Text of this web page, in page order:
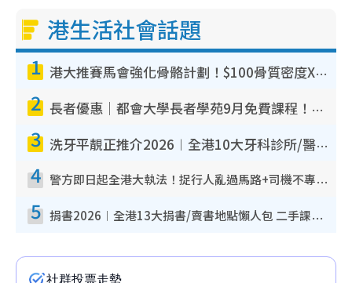
港生活社會話題
1 港大推賽馬會強化骨骼計劃！$100骨質密度X光檢查 完成免費運動訓練送超市禮券！附參加資格
2 長者優惠｜都會大學長者學苑9月免費課程！多媒體/微電影創作/網絡安全 附報名方法教學
3 洗牙平靚正推介2026︱全港10大牙科診所/醫院懶人包 夜診至8點/鎮靜潔牙/醫療券適用
4 警方即日起全港大執法！捉行人亂過馬路+司機不專注駕駛！亂過馬路罰$2000
5 捐書2026︱全港13大捐書/賣書地點懶人包 二手課本最高$150＋舊書換免費咖啡/戲票